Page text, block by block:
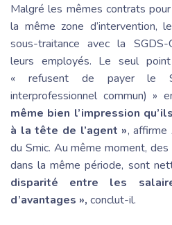
Malgré les mêmes contrats
la même zone d’intervention,
sous-traitance avec la
leurs employés. Le seul point
« refusent de payer le
interprofessionnel commun) »
même bien l’impression
à la tête de l’agent », affirme
du Smic. Au même moment,
dans la même période, sont
disparité entre les
d’avantages », conclut-il.